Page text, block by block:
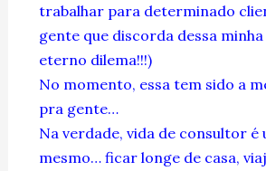
trabalhar para determinado
gente que discorda dessa
eterno dilema!!!)
No momento, essa tem sido a
pra gente…
Na verdade, vida de consultor é
mesmo… ficar longe de casa,